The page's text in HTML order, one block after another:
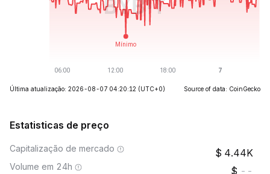
Última atualização: 2026-08-07 04:20:12 (UTC+0) Source of data: CoinGecko
Estatisticas de preço
Capitalização de mercado 4.44K
Volume em 24h --